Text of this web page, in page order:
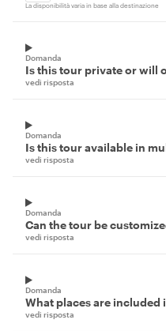
La disponibilità varia in base alla destinazione
Domanda
Is this tour private or will
vedi risposta
Domanda
Is this tour available in
vedi risposta
Domanda
Can the tour be
vedi risposta
Domanda
What places are included
vedi risposta